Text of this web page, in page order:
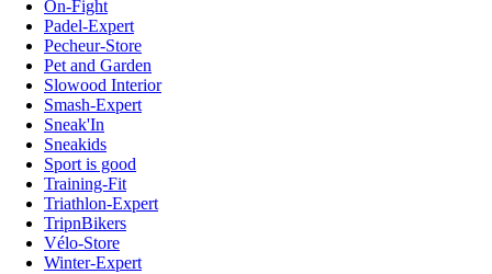
On-Fight
Padel-Expert
Pecheur-Store
Pet and Garden
Slowood Interior
Smash-Expert
Sneak'In
Sneakids
Sport is good
Training-Fit
Triathlon-Expert
TripnBikers
Vélo-Store
Winter-Expert